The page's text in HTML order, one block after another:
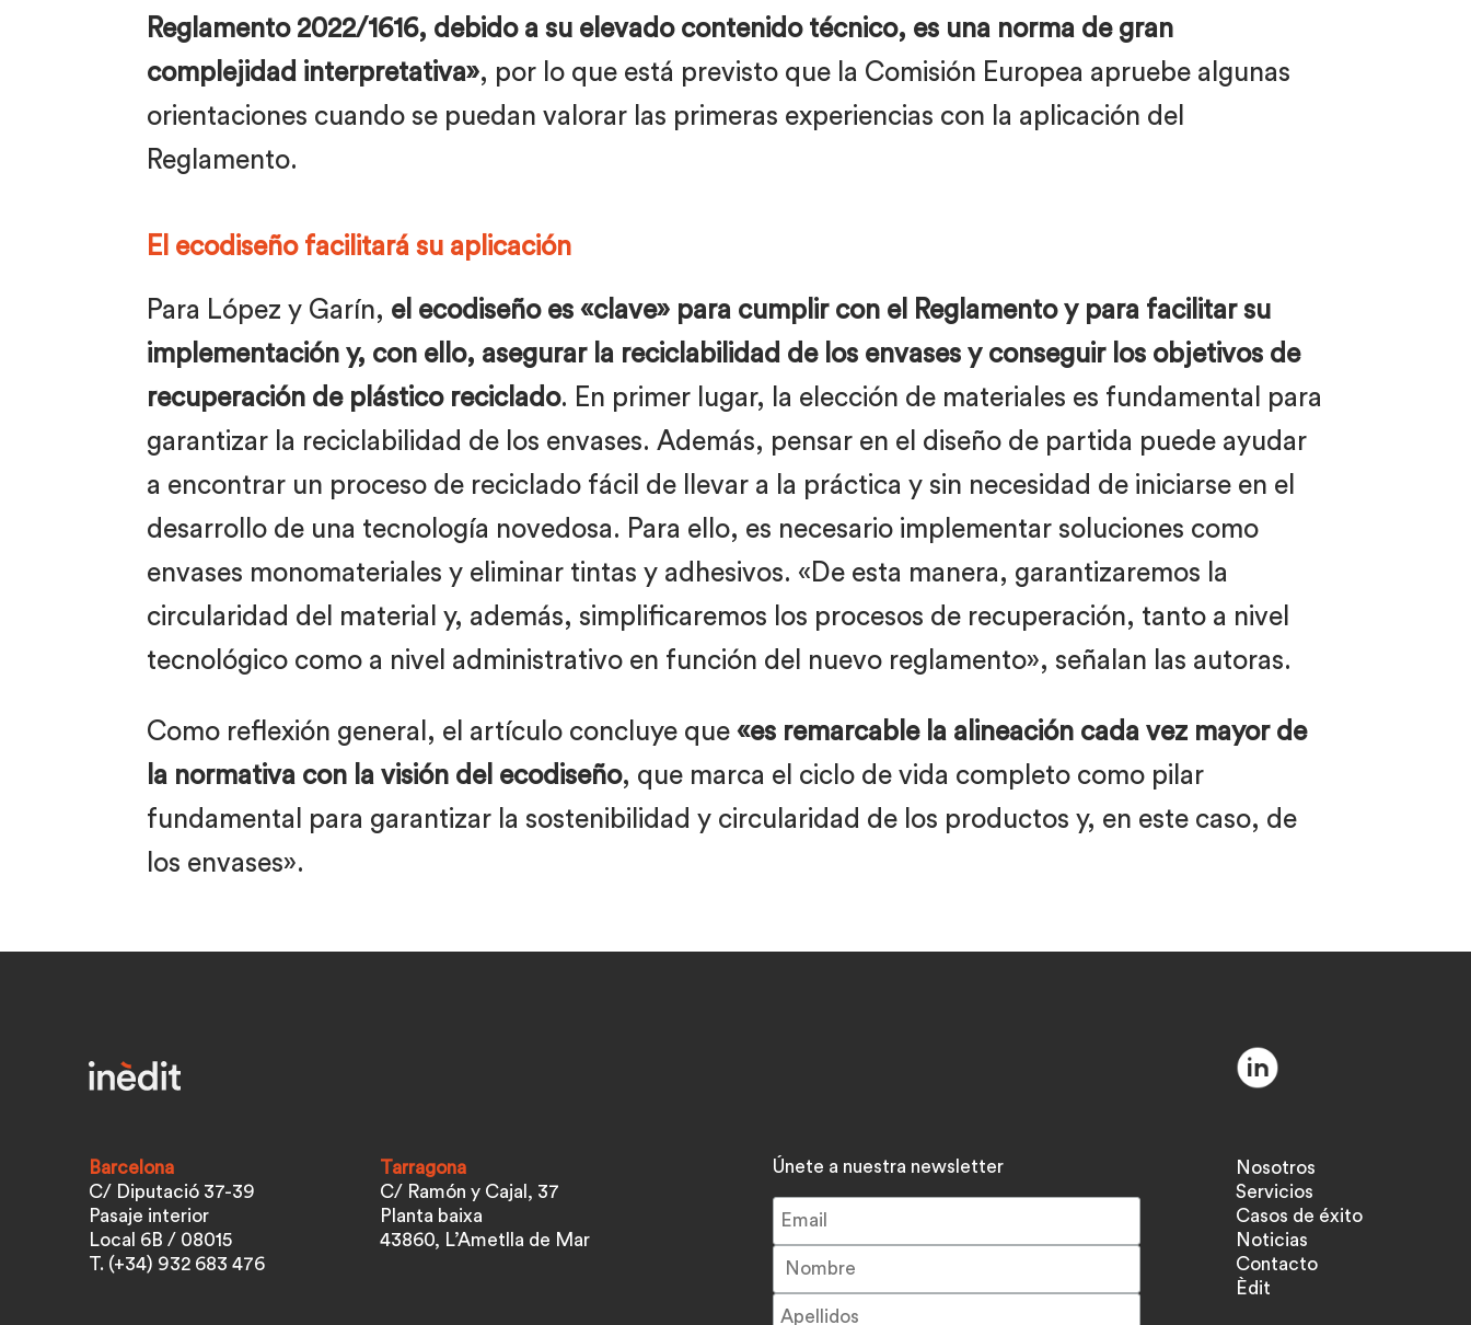
Reglamento 2022/1616, debido a su elevado contenido técnico, es una norma de gran
complejidad interpretativa», por lo que está previsto que la Comisión Europea apruebe algunas
orientaciones cuando se puedan valorar las primeras experiencias con la aplicación del
Reglamento.
El ecodiseño facilitará su aplicación
Para López y Garín, el ecodiseño es «clave» para cumplir con el Reglamento y para facilitar su
implementación y, con ello, asegurar la reciclabilidad de los envases y conseguir los objetivos de
recuperación de plástico reciclado. En primer lugar, la elección de materiales es fundamental para
garantizar la reciclabilidad de los envases. Además, pensar en el diseño de partida puede ayudar
a encontrar un proceso de reciclado fácil de llevar a la práctica y sin necesidad de iniciarse en el
desarrollo de una tecnología novedosa. Para ello, es necesario implementar soluciones como
envases monomateriales y eliminar tintas y adhesivos. «De esta manera, garantizaremos la
circularidad del material y, además, simplificaremos los procesos de recuperación, tanto a nivel
tecnológico como a nivel administrativo en función del nuevo reglamento», señalan las autoras.
Como reflexión general, el artículo concluye que«es remarcable la alineación cada vez mayor de
la normativa con la visión del ecodiseño, que marca el ciclo de vida completo como pilar
fundamental para garantizar la sostenibilidad y circularidad de los productos y, en este caso, de
los envases».
Barcelona
C/ Diputació 37-39
Pasaje interior
Local 6B / 08015
T. (+34) 932 683 476
Tarragona
C/ Ramón y Cajal, 37
Planta baixa
43860, L’Ametlla de Mar
Únete a nuestra newsletter
Nosotros
Servicios
Casos de éxito
Noticias
Contacto
Èdit